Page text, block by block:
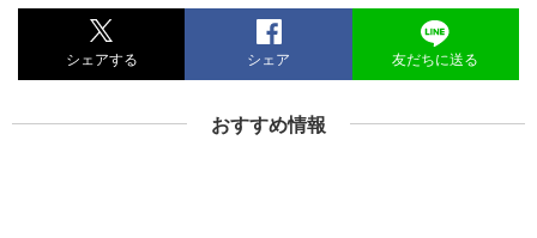
シェアする シェア 友だちに送る
おすすめ情報